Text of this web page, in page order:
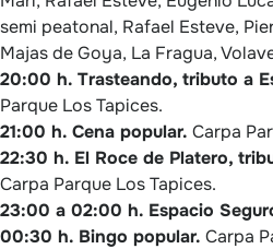
semi peatonal, Rafael Esteve,
Majas de Goya, La Fragua,
20:00 h. Trasteando, tributo a
Parque Los Tapices.
21:00 h. Cena popular. Carpa
22:30 h. El Roce de Platero,
Carpa Parque Los Tapices.
23:00 a 02:00 h. Espacio
00:30 h. Bingo popular. Carpa